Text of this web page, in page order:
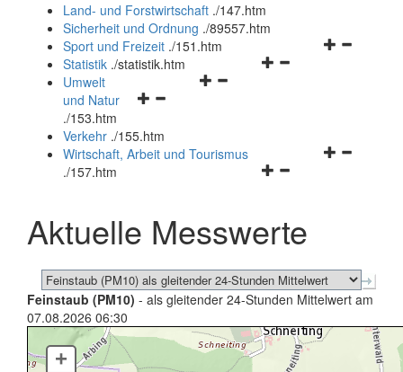
und
schließen
Land- und Forstwirtschaft ./147.htm
Sicherheit und Ordnung ./89557.htm
Navigationsmenü
Sport und Freizeit ./151.htm
Navigationsmenü
Statistik ./statistik.htm
Navigationsmenü
und
schließen
Umwelt
und Natur
./153.htm
Verkehr ./155.htm
Navigationsmenü
schließen
Wirtschaft, Arbeit und Tourismus
./157.htm
Aktuelle Messwerte
Feinstaub (PM10) - als gleitender 24-Stunden Mittelwert am
07.08.2026 06:30
+